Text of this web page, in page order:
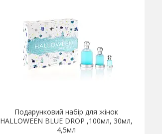
Подарунковий набір для жінок
HALLOWEEN BLUE DROP ,100мл, 30мл,
4,5мл